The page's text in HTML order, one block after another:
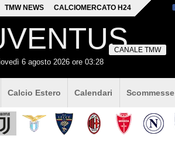
TMW NEWS CALCIOMERCATO H24
6 agosto 2026 ore 03:28
CANALE TMW
Calcio Estero Calendari Scommesse